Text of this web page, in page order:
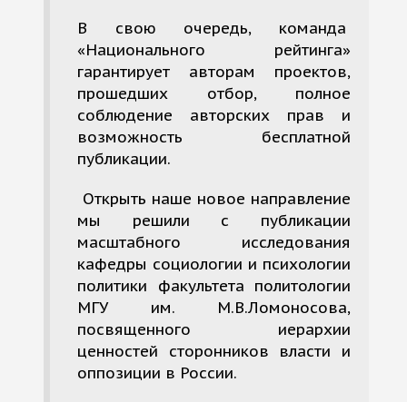
В свою очередь, команда
«Национального рейтинга»
гарантирует авторам проектов,
прошедших отбор, полное
соблюдение авторских прав и
возможность бесплатной
публикации.
Открыть наше новое направление
мы решили с публикации
масштабного исследования
кафедры социологии и психологии
политики факультета политологии
МГУ им. М.В.Ломоносова,
посвященного иерархии
ценностей сторонников власти и
оппозиции в России.